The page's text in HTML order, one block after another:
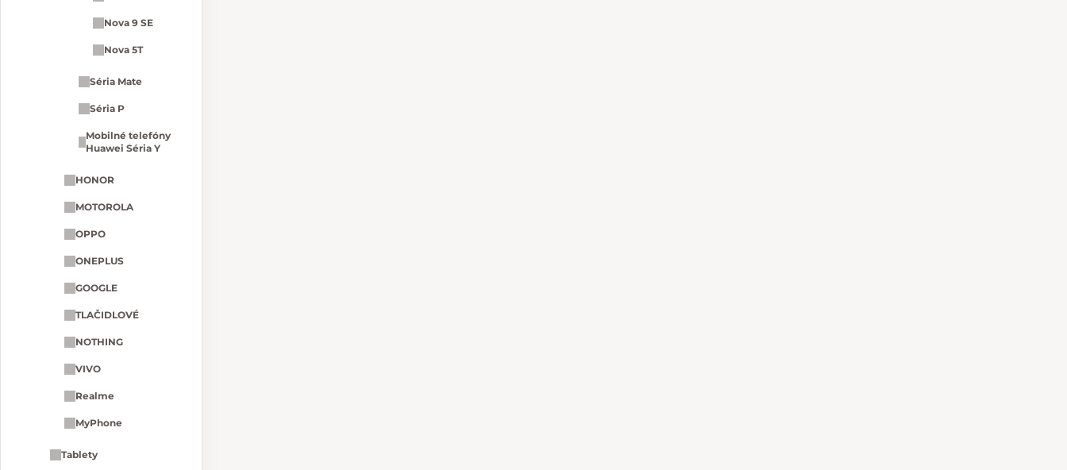
Nova 9 SE
Nova 5T
Séria Mate
Séria P
Mobilné telefóny
Huawei Séria Y
HONOR
MOTOROLA
OPPO
ONEPLUS
GOOGLE
TLAČIDLOVÉ
NOTHING
VIVO
Realme
MyPhone
Tablety